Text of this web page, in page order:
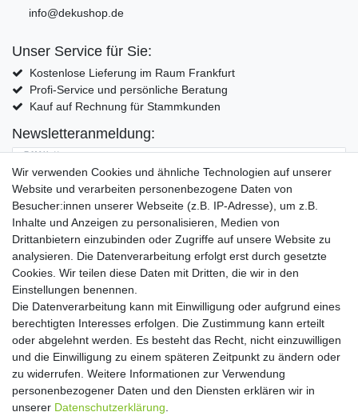
info@dekushop.de
Unser Service für Sie:
Kostenlose Lieferung im Raum Frankfurt
Profi-Service und persönliche Beratung
Kauf auf Rechnung für Stammkunden
Newsletteranmeldung:
E-MAIL **
Hiermit bestätige ich, dass ich die Daten­schutz­erklärung
Einwilligung kann ich jederzeit widerrufen.**
Abonnieren
** Hierbei handelt es sich um ein Pflichtfeld.
Widerrufs­recht Widerrufs­formular Impressum
Daten­schutz­erklärung AGB Kontakt
Wir verwenden Cookies und ähnliche Technologien auf unserer
Website und verarbeiten personenbezogene Daten von
Besucher:innen unserer Webseite (z.B. IP-Adresse), um z.B.
Inhalte und Anzeigen zu personalisieren, Medien von
Drittanbietern einzubinden oder Zugriffe auf unsere Website zu
analysieren. Die Datenverarbeitung erfolgt erst durch gesetzte
Cookies. Wir teilen diese Daten mit Dritten, die wir in den
Einstellungen benennen.
Die Datenverarbeitung kann mit Einwilligung oder aufgrund eines
berechtigten Interesses erfolgen. Die Zustimmung kann erteilt
oder abgelehnt werden. Es besteht das Recht, nicht einzuwilligen
und die Einwilligung zu einem späteren Zeitpunkt zu ändern oder
zu widerrufen. Weitere Informationen zur Verwendung
personenbezogener Daten und den Diensten erklären wir in
unserer Daten­schutz­erklärung